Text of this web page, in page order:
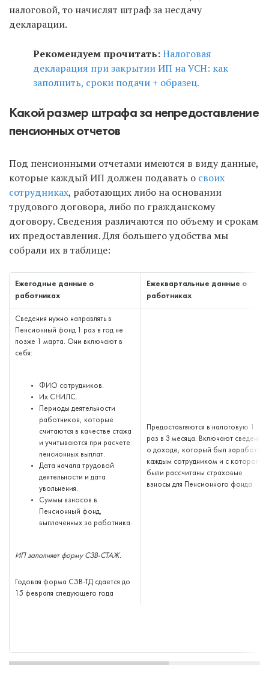
налоговой, то начислят штраф за несдачу
декларации.
Рекомендуем прочитать:Налоговая
декларация при закрытии ИП на УСН: как
заполнить, сроки подачи + образец.
Какой размер штрафа за непредоставление
пенсионных отчетов
Под пенсионными отчетами имеются в виду данные,
которые каждый ИП должен подавать о своих
сотрудниках, работающих либо на основании
трудового договора, либо по гражданскому
договору. Сведения различаются по объему и срокам
их предоставления. Для большего удобства мы
собрали их в таблице:
Ежегодные данные о
работниках
Ежеквартальные данные о
работниках
Сведения нужно направлять в
Пенсионный фонд 1 раз в год не
позже 1 марта. Они включают в
себя:
ФИО сотрудников.
Их СНИЛС.
Периоды деятельности
работников, которые
считаются в качестве стажа
и учитываются при расчете
пенсионных выплат.
Дата начала трудовой
деятельности и дата
увольнения.
Суммы взносов в
Пенсионный фонд,
выплаченных за работника.
ИП заполняет форму СЗВ-СТАЖ.
Годовая форма СЗВ-ТД сдается до
15 февраля следующего года
Предоставляются в налоговую 1
раз в 3 месяца. Включают сведения
о доходе, который был заработан
каждым сотрудником и с которого
были рассчитаны страховые
взносы для Пенсионного фонда.